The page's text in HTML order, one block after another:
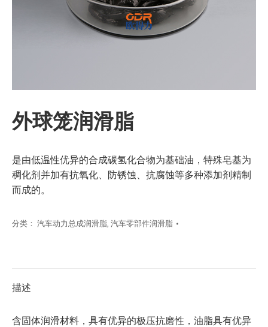
外球笼润滑脂
是由低温性优异的合成碳氢化合物为基础油，特殊皂基为
稠化剂并加有抗氧化、防锈蚀、抗腐蚀等多种添加剂精制
而成的。
分类： 汽车动力总成润滑脂, 汽车零部件润滑脂
描述
含固体润滑材料，具有优异的极压抗磨性，油脂具有优异